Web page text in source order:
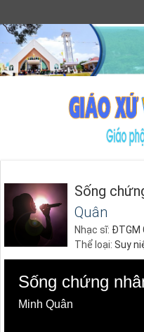
Sống
Quân
Nhạc sĩ: ĐTGM
Thể loại: Suy
Sống chứng
Minh Quân